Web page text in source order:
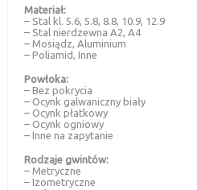
Materiał:
– Stal kl. 5.6, 5.8, 8.8, 10.9, 12.9
– Stal nierdzewna A2, A4
– Mosiądz, Aluminium
– Poliamid, Inne
Powłoka:
– Bez pokrycia
– Ocynk galwaniczny biały
– Ocynk płatkowy
– Ocynk ogniowy
– Inne na zapytanie
Rodzaje gwintów:
– Metryczne
– Izometryczne